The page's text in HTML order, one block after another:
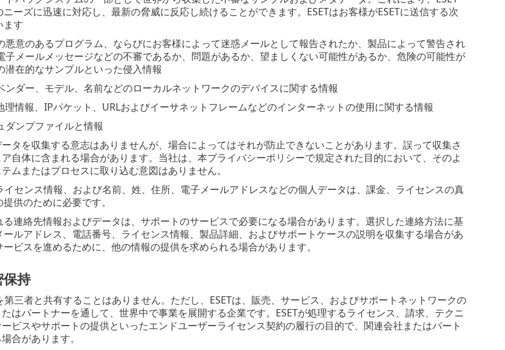
ーズに迅速に対応し、最新の脅威に反応し続けることができます。ESETはお客様がESETに送信する次
ます
悪意のあるプログラム、ならびにお客様によって迷惑メールとして報告されたか、製品によって警告され
子メールメッセージなどの不審であるか、問題があるか、望ましくない可能性があるか、危険の可能性が
潜在的なサンプルといった侵入情報
ンダー、モデル、名前などのローカルネットワークのデバイスに関する情報
理情報、IPパケット、URLおよびイーサネットフレームなどのインターネットの使用に関する情報
ダンプファイルと情報
タを収集する意志はありませんが、場合によってはそれが防止できないことがあります。誤って収集さ
自体に含まれる場合があります。当社は、本プライバシーポリシーで規定された目的において、そのよ
ムまたはプロセスに取り込む意図はありません。
センス情報、および名前、姓、住所、電子メールアドレスなどの個人データは、課金、ライセンスの真
供のために必要です。
連絡先情報およびデータは、サポートのサービスで必要になる場合があります。選択した連絡方法に基
ルアドレス、電話番号、ライセンス情報、製品詳細、およびサポートケースの説明を収集する場合があ
ビスを進めるために、他の情報の提供を求められる場合があります。
持
第三者と共有することはありません。ただし、ESETは、販売、サービス、およびサポートネットワークの
はパートナーを通して、世界中で事業を展開する企業です。ESETが処理するライセンス、請求、テクニ
ビスやサポートの提供といったエンドユーザーライセンス契約の履行の目的で、関連会社またはパート
合があります。